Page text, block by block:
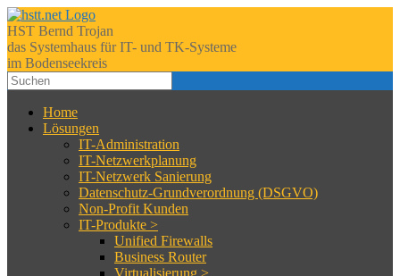
HST Bernd Trojan
das Systemhaus für IT- und TK-Systeme
im Bodenseekreis
Home
Lösungen
IT-Administration
IT-Netzwerkplanung
IT-Netzwerk Sanierung
Datenschutz-Grundverordnung (DSGVO)
Non-Profit Kunden
IT-Produkte >
Unified Firewalls
Business Router
Virtualisierung >